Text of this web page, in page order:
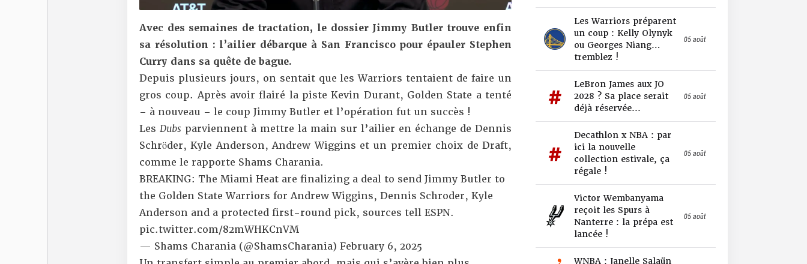
Avec des semaines de tractation, le dossier Jimmy Butler trouve enfin
sa résolution : l’ailier débarque à San Francisco pour épauler Stephen
Curry dans sa quête de bague.
Depuis plusieurs jours, on sentait que les Warriors tentaient de faire un
gros coup.Après avoir flairé la piste Kevin Durant, Golden State a tenté
– à nouveau – le coup Jimmy Butler et l’opération fut un succès !
Les Dubs parviennent à mettre la main sur l’ailier en échange de Dennis
Schröder, Kyle Anderson, Andrew Wiggins et un premier choix de Draft,
comme le rapporte Shams Charania.
BREAKING: The Miami Heat are finalizing a deal to send Jimmy Butler to
the Golden State Warriors for Andrew Wiggins, Dennis Schroder, Kyle
Anderson and a protected first-round pick, sources tell ESPN.
pic.twitter.com/82mWHKCnVM
— Shams Charania (@ShamsCharania) February 6, 2025
Les Warriors préparent
un coup : Kelly Olynyk
ou Georges Niang…
tremblez !
05 août
LeBron James aux JO
2028 ? Sa place serait
déjà réservée...
05 août
Decathlon x NBA : par
ici la nouvelle
collection estivale, ça
régale !
05 août
Victor Wembanyama
reçoit les Spurs à
Nanterre : la prépa est
lancée !
05 août
WNBA : Janelle Salaün